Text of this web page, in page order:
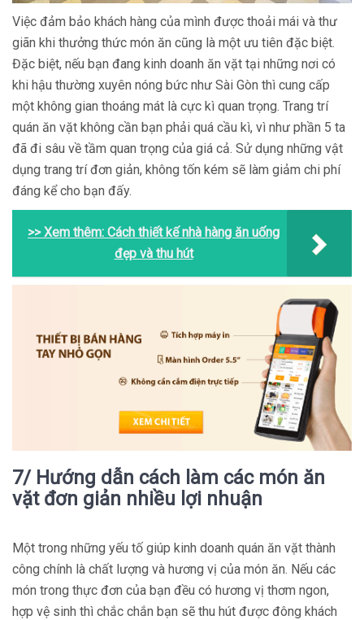
Việc đảm bảo khách hàng của mình được thoải mái và thư
giãn khi thưởng thức món ăn cũng là một ưu tiên đặc biệt.
Đặc biệt, nếu bạn đang kinh doanh ăn vặt tại những nơi có
khi hậu thường xuyên nóng bức như Sài Gòn thì cung cấp
một không gian thoáng mát là cực kì quan trọng. Trang trí
quán ăn vặt không cần bạn phải quá cầu kì, vì như phần 5 ta
đã đi sâu về tầm quan trọng của giá cả. Sử dụng những vật
dụng trang trí đơn giản, không tốn kém sẽ làm giảm chi phí
đáng kể cho bạn đấy.
>> Xem thêm: Cách thiết kế nhà hàng ăn uống
đẹp và thu hút
7/ Hướng dẫn cách làm các món ăn
vặt đơn giản nhiều lợi nhuận
Một trong những yếu tố giúp kinh doanh quán ăn vặt thành
công chính là chất lượng và hương vị của món ăn. Nếu các
món trong thực đơn của bạn đều có hương vị thơm ngon,
hợp vệ sinh thì chắc chắn bạn sẽ thu hút được đông khách